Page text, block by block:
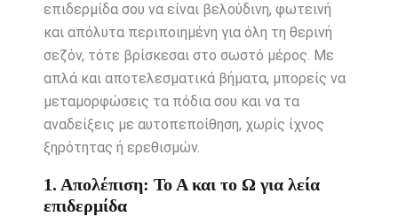
επιδερμίδα σου να είναι βελούδινη, φωτεινή
και απόλυτα περιποιημένη για όλη τη θερινή
σεζόν, τότε βρίσκεσαι στο σωστό μέρος. Με
απλά και αποτελεσματικά βήματα, μπορείς να
μεταμορφώσεις τα πόδια σου και να τα
αναδείξεις με αυτοπεποίθηση, χωρίς ίχνος
ξηρότητας ή ερεθισμών.
1. Απολέπιση: Το Α και το Ω για λεία
επιδερμίδα